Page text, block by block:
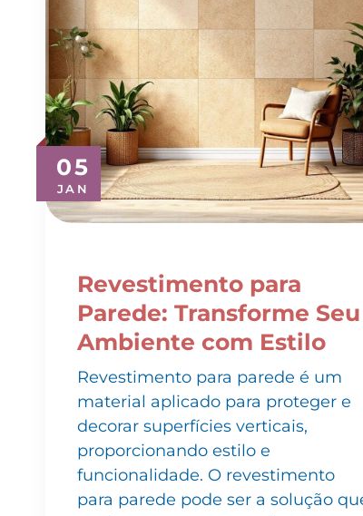
05
JAN
Parede: Transforme Seu
Ambiente com Estilo
Revestimento para parede é um
material aplicado para proteger e
decorar superfícies verticais,
proporcionando estilo e
funcionalidade. O revestimento
para parede pode ser a solução que
você procura para transformar…